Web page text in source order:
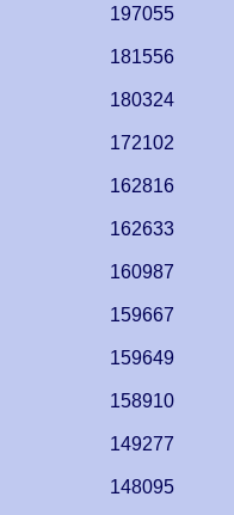
197055
181556
180324
172102
162816
162633
160987
159667
159649
158910
149277
148095